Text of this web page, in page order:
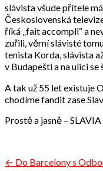
slávista všude přítele
Československá
říká „fait accompli“ a
zuřili, věrní slávisté
tenista Korda, slávista
v Budapešti a na ulici
A tak už 55 let existuje
chodíme fandit zase
Prostě a jasně –
Navigace
← Do Barcelony s